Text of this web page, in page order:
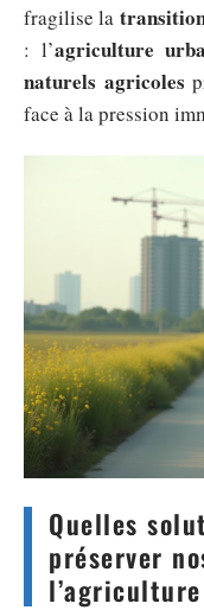
fragilise la
: l’agriculture
naturels agricoles
face à la pression
Quelles
préserver